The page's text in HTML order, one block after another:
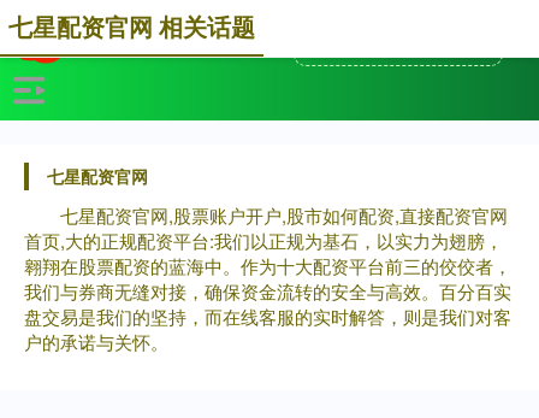
七星配资官网
七星配资官网,股票账户开户,股市如何配资,直接配资官网
首页,大的正规配资平台:我们以正规为基石，以实力为翅膀，
翱翔在股票配资的蓝海中。作为十大配资平台前三的佼佼者，
我们与券商无缝对接，确保资金流转的安全与高效。百分百实
盘交易是我们的坚持，而在线客服的实时解答，则是我们对客
户的承诺与关怀。
七星配资官网 相关话题